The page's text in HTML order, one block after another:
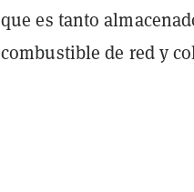
que es tanto
combustible de red y